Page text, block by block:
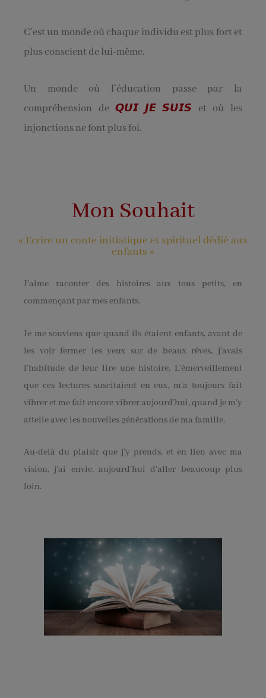
C’est un monde où chaque individu est plus fort et
plus conscient de lui-même.
Un monde où l’éducation passe par la
compréhension de𝙌𝙐𝙄 𝙅𝙀 𝙎𝙐𝙄𝙎 et où les
injonctions ne font plus foi.
Mon Souhait
« Ecrire un conte initiatique et spirituel dédié aux
enfants »
J’aime raconter des histoires aux tous petits, en
commençant par mes enfants.
Je me souviens que quand ils étaient enfants, avant de
les voir fermer les yeux sur de beaux rêves, j’avais
l’habitude de leur lire une histoire. L’émerveillement
que ces lectures suscitaient en eux, m’a toujours fait
vibrer et me fait encore vibrer aujourd’hui, quand je m’y
attelle avec les nouvelles générations de ma famille.
Au-delà du plaisir que j’y prends, et en lien avec ma
vision, j’ai envie, aujourd’hui d’aller beaucoup plus
loin.